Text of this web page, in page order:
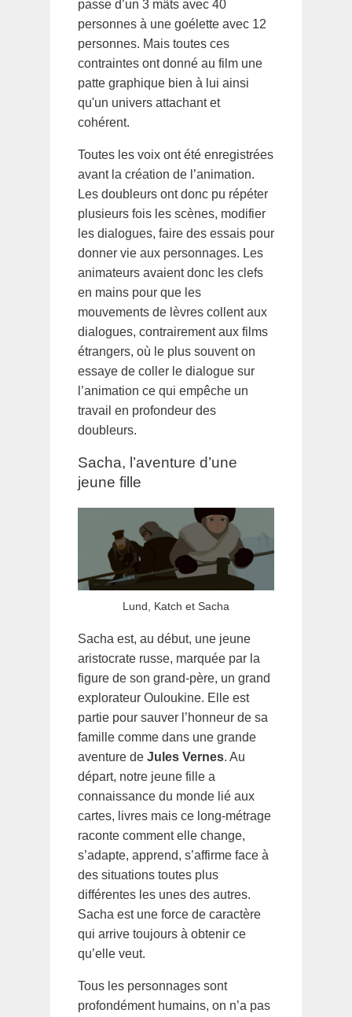
passe d’un 3 mâts avec 40
personnes à une goélette avec 12
personnes. Mais toutes ces
contraintes ont donné au film une
patte graphique bien à lui ainsi
qu'un univers attachant et
cohérent.
Toutes les voix ont été enregistrées
avant la création de l’animation.
Les doubleurs ont donc pu répéter
plusieurs fois les scènes, modifier
les dialogues, faire des essais pour
donner vie aux personnages. Les
animateurs avaient donc les clefs
en mains pour que les
mouvements de lèvres collent aux
dialogues, contrairement aux films
étrangers, où le plus souvent on
essaye de coller le dialogue sur
l’animation ce qui empêche un
travail en profondeur des
doubleurs.
Sacha, l’aventure d’une
jeune fille
Lund, Katch et Sacha
Sacha est, au début, une jeune
aristocrate russe, marquée par la
figure de son grand-père, un grand
explorateur Ouloukine. Elle est
partie pour sauver l’honneur de sa
famille comme dans une grande
aventure de Jules Vernes. Au
départ, notre jeune fille a
connaissance du monde lié aux
cartes, livres mais ce long-métrage
raconte comment elle change,
s’adapte, apprend, s’affirme face à
des situations toutes plus
différentes les unes des autres.
Sacha est une force de caractère
qui arrive toujours à obtenir ce
qu’elle veut.
Tous les personnages sont
profondément humains, on n’a pas